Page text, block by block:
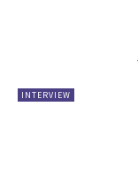
INTERVIEW